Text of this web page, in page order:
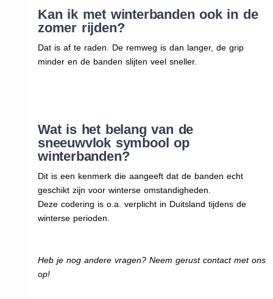
Kan ik met winterbanden ook in de
zomer rijden?
Dat is af te raden. De remweg is dan langer, de grip
minder en de banden slijten veel sneller.
Wat is het belang van de
sneeuwvlok symbool op
winterbanden?
Dit is een kenmerk die aangeeft dat de banden echt
geschikt zijn voor winterse omstandigheden.
Deze codering is o.a. verplicht in Duitsland tijdens de
winterse perioden.
Heb je nog andere vragen? Neem gerust contact met ons
op!